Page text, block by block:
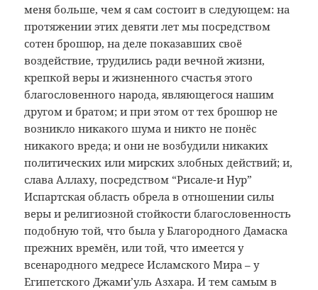
меня больше, чем я сам состоит в следующем: на
протяжении этих девяти лет мы посредством
сотен брошюр, на деле показавших своё
воздействие, трудились ради вечной жизни,
крепкой веры и жизненного счастья этого
благословенного народа, являющегося нашим
другом и братом; и при этом от тех брошюр не
возникло никакого шума и никто не понёс
никакого вреда; и они не возбудили никаких
политических или мирских злобных действий; и,
слава Аллаху, посредством “Рисале-и Нур”
Испартская область обрела в отношении силы
веры и религиозной стойкости благословенность
подобную той, что была у Благородного Дамаска
прежних времён, или той, что имеется у
всенародного медресе Исламского Мира – у
Египетского Джами’уль Азхара. И тем самым в